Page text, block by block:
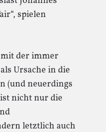
spielen
der immer
Ursache in die
(und neuerdings
nicht nur die
letztlich auch